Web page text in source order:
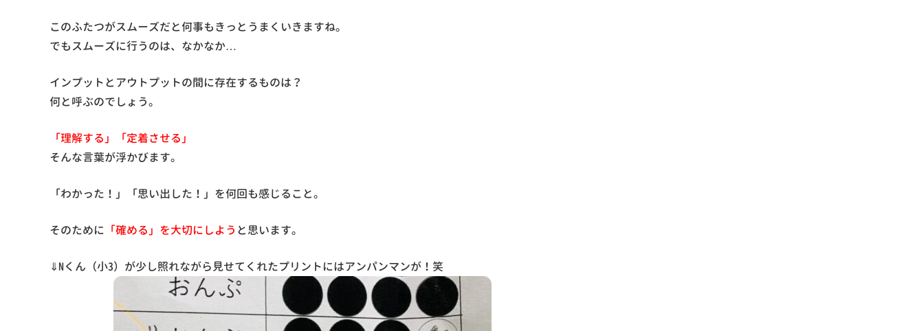
このふたつがスムーズだと何事もきっとうまくいきますね。
でもスムーズに行うのは、なかなか…
インプットとアウトプットの間に存在するものは？
何と呼ぶのでしょう。
「理解する」「定着させる」
そんな言葉が浮かびます。
「わかった！」「思い出した！」を何回も感じること。
そのために 「確める」を大切にしよう と思います。
⇓Nくん（小3）が少し照れながら見せてくれたプリントにはアンパンマンが！笑